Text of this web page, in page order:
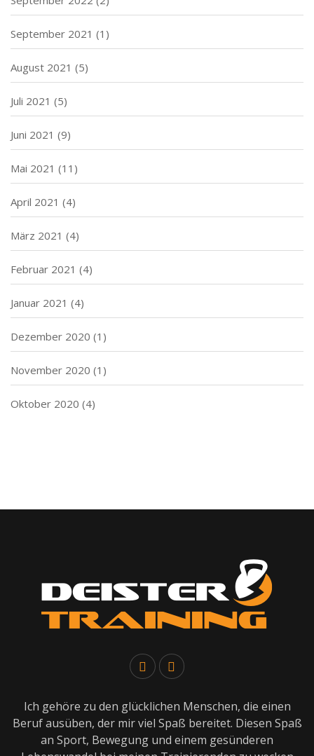
September 2021 (1)
August 2021 (5)
Juli 2021 (5)
Juni 2021 (9)
Mai 2021 (11)
April 2021 (4)
März 2021 (4)
Februar 2021 (4)
Januar 2021 (4)
Dezember 2020 (1)
November 2020 (1)
Oktober 2020 (4)
Ich gehöre zu den glücklichen Menschen, die einen
Beruf ausüben, der mir viel Spaß bereitet. Diesen Spaß
an Sport, Bewegung und einem gesünderen